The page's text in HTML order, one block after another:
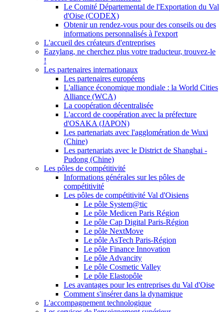
Le Comité Départemental de l'Exportation du Val
d'Oise (CODEX)
Obtenir un rendez-vous pour des conseils ou des
informations personnalisés à l'export
L'accueil des créateurs d'entreprises
Eazylang, ne cherchez plus votre traducteur, trouvez-le
!
Les partenaires internationaux
Les partenaires européens
L'alliance économique mondiale : la World Cities
Alliance (WCA)
La coopération décentralisée
L'accord de coopération avec la préfecture
d'OSAKA (JAPON)
Les partenariats avec l'agglomération de Wuxi
(Chine)
Les partenariats avec le District de Shanghai -
Pudong (Chine)
Les pôles de compétitivité
Informations générales sur les pôles de
compétitivité
Les pôles de compétitivité Val d'Oisiens
Le pôle System@tic
Le pôle Medicen Paris Région
Le pôle Cap Digital Paris-Région
Le pôle NextMove
Le pôle AsTech Paris-Région
Le pôle Finance Innovation
Le pôle Advancity
Le pôle Cosmetic Valley
Le pôle Elastopôle
Les avantages pour les entreprises du Val d'Oise
Comment s'insérer dans la dynamique
L'accompagnement technologique